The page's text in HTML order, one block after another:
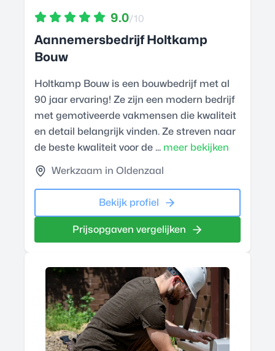
9.0/10
Aannemersbedrijf Holtkamp
Bouw
Holtkamp Bouw is een bouwbedrijf met al
90 jaar ervaring! Ze zijn een modern bedrijf
met gemotiveerde vakmensen die kwaliteit
en detail belangrijk vinden. Ze streven naar
de beste kwaliteit voor de ... meer bekijken
Werkzaam in Oldenzaal
Bekijk profiel
Prijsopgaven vergelijken